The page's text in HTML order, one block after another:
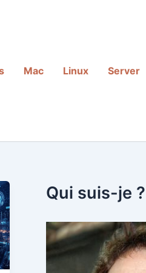
Mac Linux Server
Qui suis-je ?